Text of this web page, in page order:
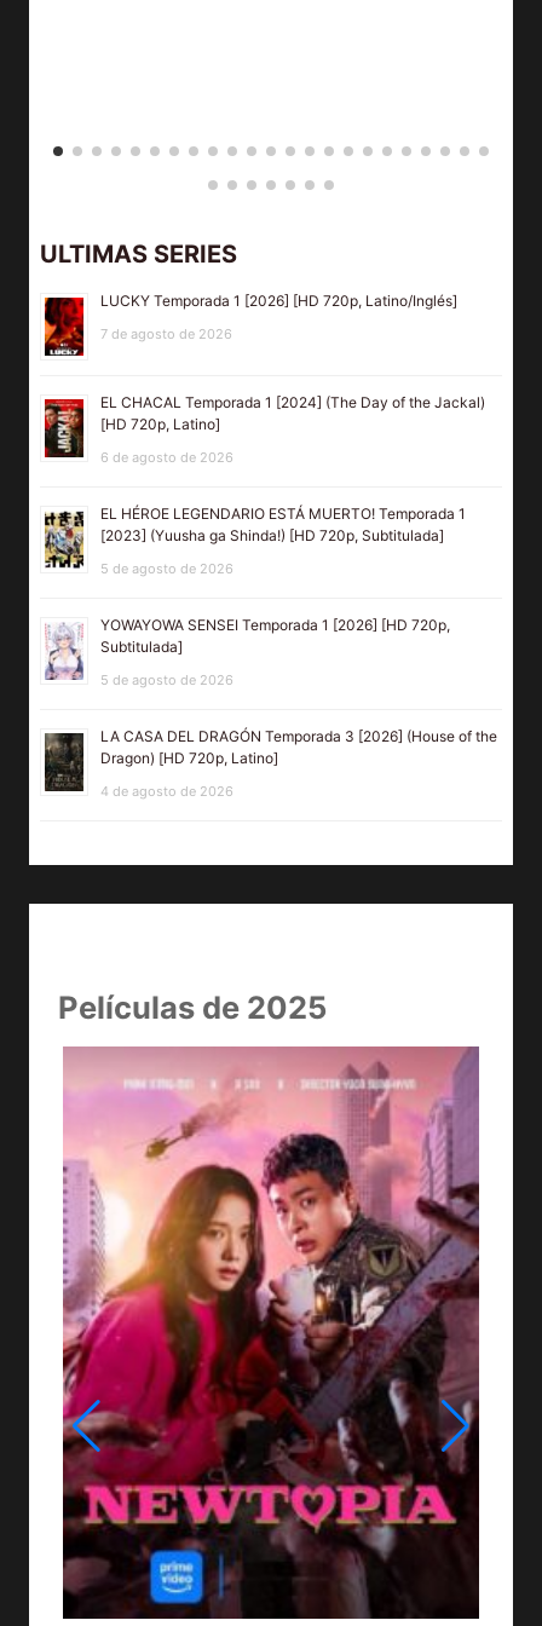
ULTIMAS SERIES
LUCKY Temporada 1 [2026] [HD 720p, Latino/Inglés]
7 de agosto de 2026
EL CHACAL Temporada 1 [2024] (The Day of the Jackal)
[HD 720p, Latino]
6 de agosto de 2026
EL HÉROE LEGENDARIO ESTÁ MUERTO! Temporada 1
[2023] (Yuusha ga Shinda!) [HD 720p, Subtitulada]
5 de agosto de 2026
YOWAYOWA SENSEI Temporada 1 [2026] [HD 720p,
Subtitulada]
5 de agosto de 2026
LA CASA DEL DRAGÓN Temporada 3 [2026] (House of the
Dragon) [HD 720p, Latino]
4 de agosto de 2026
Películas de 2025